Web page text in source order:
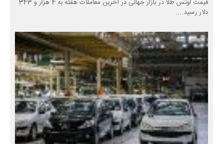
قیمت اونس طلا در بازار جهانی در آخرین معاملات هفته به 4 هزار و 343
دلار رسید....